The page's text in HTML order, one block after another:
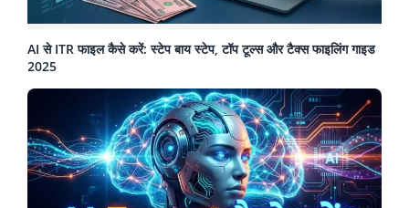
AI से ITR फाइल कैसे करें: स्टेप बाय स्टेप, टॉप टूल्स और टैक्स फाइलिंग गाइड
2025